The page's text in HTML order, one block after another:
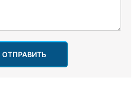
ОТПРАВИТЬ